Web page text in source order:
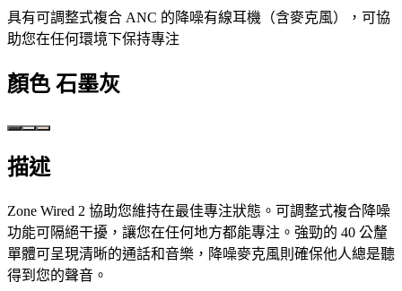
具有可調整式複合 ANC 的降噪有線耳機（含麥克風），可協
助您在任何環境下保持專注
顏色 石墨灰
描述
Zone Wired 2 協助您維持在最佳專注狀態。可調整式複合降噪
功能可隔絕干擾，讓您在任何地方都能專注。強勁的 40 公釐
單體可呈現清晰的通話和音樂，降噪麥克風則確保他人總是聽
得到您的聲音。